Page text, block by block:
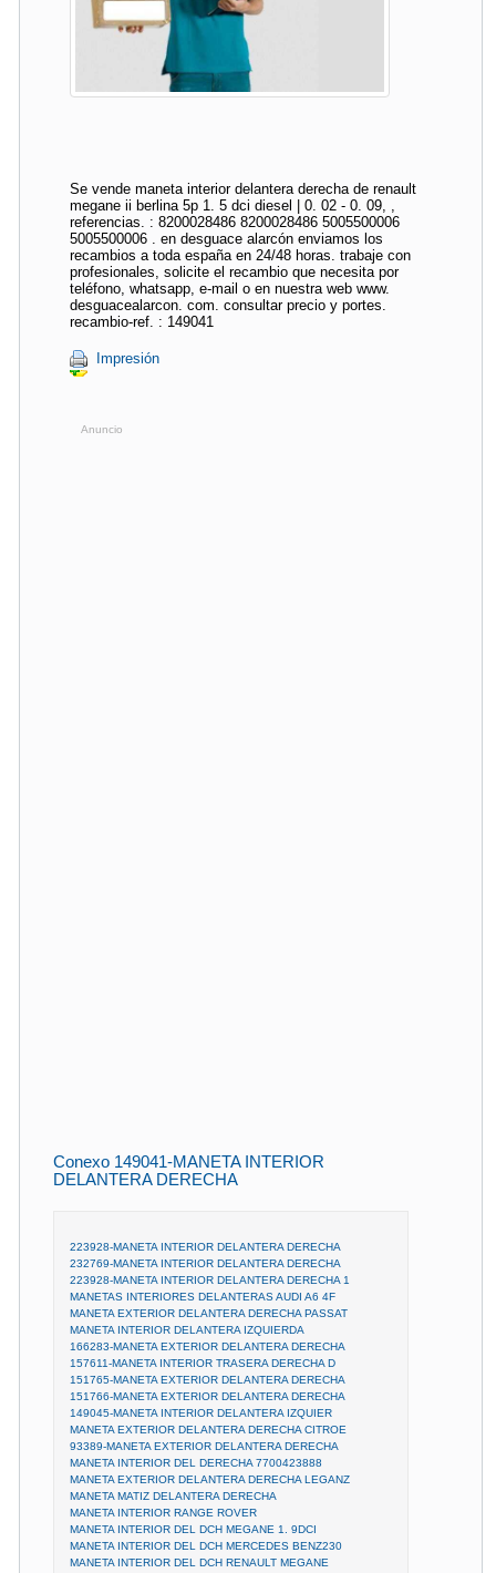
Se vende maneta interior delantera derecha de renault
megane ii berlina 5p 1. 5 dci diesel | 0. 02 - 0. 09, ,
referencias. : 8200028486 8200028486 5005500006
5005500006 . en desguace alarcón enviamos los
recambios a toda españa en 24/48 horas. trabaje con
profesionales, solicite el recambio que necesita por
teléfono, whatsapp, e-mail o en nuestra web www.
desguacealarcon. com. consultar precio y portes.
recambio-ref. : 149041
Impresión
Anuncio
Conexo 149041-MANETA INTERIOR
DELANTERA DERECHA
223928-MANETA INTERIOR DELANTERA DERECHA
232769-MANETA INTERIOR DELANTERA DERECHA
223928-MANETA INTERIOR DELANTERA DERECHA 1
MANETAS INTERIORES DELANTERAS AUDI A6 4F
MANETA EXTERIOR DELANTERA DERECHA PASSAT
MANETA INTERIOR DELANTERA IZQUIERDA
166283-MANETA EXTERIOR DELANTERA DERECHA
157611-MANETA INTERIOR TRASERA DERECHA D
151765-MANETA EXTERIOR DELANTERA DERECHA
151766-MANETA EXTERIOR DELANTERA DERECHA
149045-MANETA INTERIOR DELANTERA IZQUIER
MANETA EXTERIOR DELANTERA DERECHA CITROE
93389-MANETA EXTERIOR DELANTERA DERECHA
MANETA INTERIOR DEL DERECHA 7700423888
MANETA EXTERIOR DELANTERA DERECHA LEGANZ
MANETA MATIZ DELANTERA DERECHA
MANETA INTERIOR RANGE ROVER
MANETA INTERIOR DEL DCH MEGANE 1. 9DCI
MANETA INTERIOR DEL DCH MERCEDES BENZ230
MANETA INTERIOR DEL DCH RENAULT MEGANE